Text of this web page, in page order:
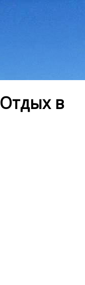
Отдых в